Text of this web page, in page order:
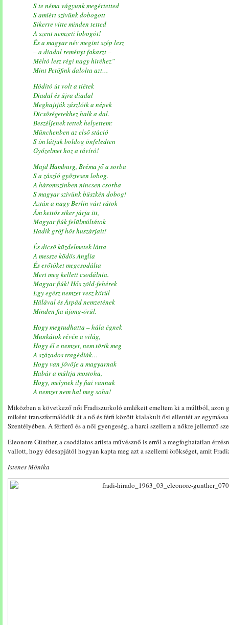
S te néma vágyunk megértetted
S amiért szívünk dobogott
Sikerre vitte minden tetted
A szent nemzeti lobogót!
És a magyar név megint szép lesz
– a diadal reményt fakaszt –
Méltó lesz régi nagy híréhez”
Mint Petőfink dalolta azt…
Hódító út volt a tiétek
Diadal és újra diadal
Meghajtják zászlóik a népek
Dicsőségetekhez halk a dal.
Beszéljenek tettek helyettem:
Münchenben az első stáció
S ím látjuk boldog önfeledten
Győzelmet hoz a távíró!
Majd Hamburg, Bréma jő a sorba
S a zászló győztesen lobog.
A háromszínben nincsen csorba
S magyar szívünk büszkén dobog!
Aztán a nagy Berlin várt rátok
Ám kettős siker járja itt,
Magyar fiúk felülmúltátok
Hadik gróf hős huszárjait!
És dicső küzdelmetek látta
A messze ködös Anglia
És erőtöket megcsodálta
Mert meg kellett csodálnia.
Magyar fiúk! Hős zöld-fehérek
Egy egész nemzet vesz körül
Hálával és Árpád nemzetének
Minden fia újong-örül.
Hogy megtudhatta – hála égnek
Munkátok révén a világ,
Hogy él e nemzet, nem törik meg
A százados tragédiák…
Hogy van jövője a magyarnak
Habár a múltja mostoha,
Hogy, melynek ily fiai vannak
A nemzet nem hal meg soha!
Miközben a következő női Fradiszurkoló emlékeit emeltem ki a múltból, azon
miként transzformálódik át a nő és férfi között kialakult ősi ellentét az
Szentélyében. A férfierő és a női gyengeség, a harci szellem a nőkre jellemző
Eleonore Günther, a csodálatos artista művésznő is erről a megfoghatatlan
vallott, hogy édesapjától hogyan kapta meg azt a szellemi örökséget, amit
Istenes Mónika